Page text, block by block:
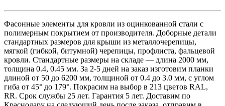
Фасонные элементы для кровли из оцинкованной стали с
полимерным покрытием от производителя. Доборные детали
стандартных размеров для крыши из металлочерепицы,
мягкой (гибкой, битумной) черепицы, профлиста, фальцевой
кровли. Стандартные размеры на складе — длина 2000 мм,
толщина 0.4, 0.45 мм. За 2-5 дней на заказ изготовим планки
длиной от 50 до 6200 мм, толщиной от 0.4 до 3.0 мм, с углом
гиба от 45° до 179°. Покрасим на выбор в 213 цветов RAL,
RR. Срок службы 25 лет. Гарантия 5 лет. Доставим по